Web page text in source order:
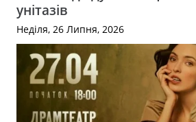
унітазів
Неділя, 26 Липня, 2026